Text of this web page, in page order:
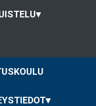
▾
▾